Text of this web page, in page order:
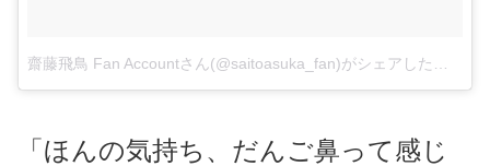
「ほんの気持ち、だんご鼻って感じ